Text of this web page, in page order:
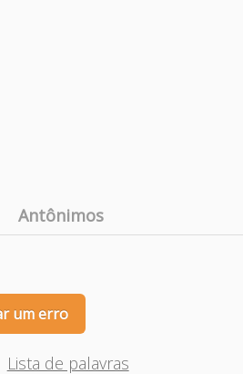
Antônimos
um erro
Lista de palavras